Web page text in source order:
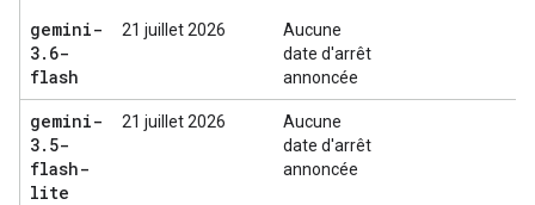
gemini-
3. 6-
flash
21 juillet 2026
Aucune
date d'arrêt
annoncée
gemini-
3. 5-
flash-
lite
21 juillet 2026
Aucune
date d'arrêt
annoncée